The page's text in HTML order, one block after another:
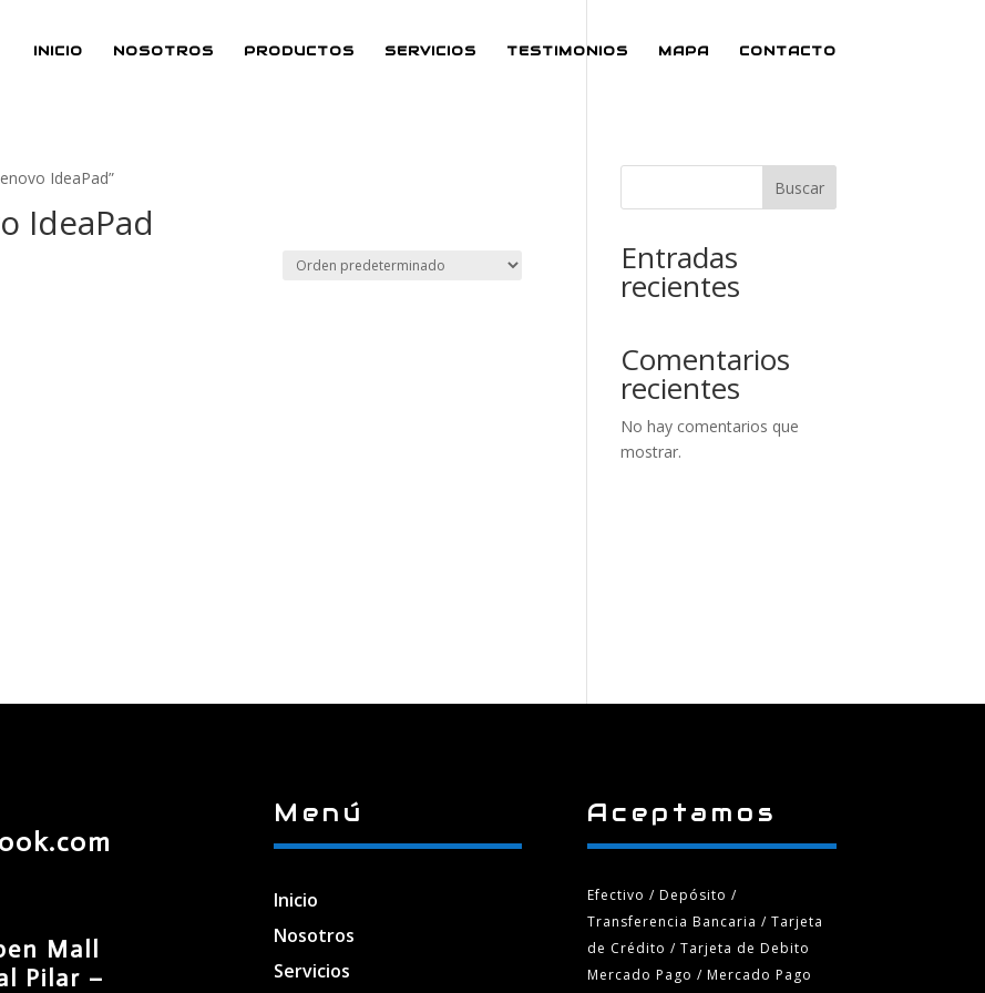
INICIO NOSOTROS PRODUCTOS SERVICIOS TESTIMONIOS MAPA CONTACTO
IdeaPad”
IdeaPad
Buscar
Entradas
recientes
Comentarios
recientes
No hay comentarios que
mostrar.
Mall
Pilar –
Menú
Inicio
Nosotros
Servicios
Aceptamos
Efectivo / Depósito /
Transferencia Bancaria/ Tarjeta
de Crédito / Tarjeta de Debito
Mercado Pago / Mercado Pago